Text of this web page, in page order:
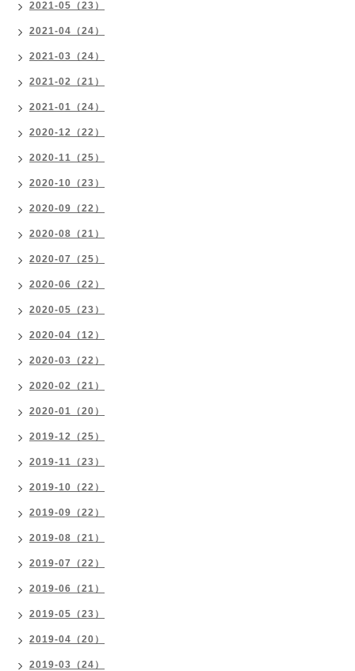
2021-05（23）
2021-04（24）
2021-03（24）
2021-02（21）
2021-01（24）
2020-12（22）
2020-11（25）
2020-10（23）
2020-09（22）
2020-08（21）
2020-07（25）
2020-06（22）
2020-05（23）
2020-04（12）
2020-03（22）
2020-02（21）
2020-01（20）
2019-12（25）
2019-11（23）
2019-10（22）
2019-09（22）
2019-08（21）
2019-07（22）
2019-06（21）
2019-05（23）
2019-04（20）
2019-03（24）